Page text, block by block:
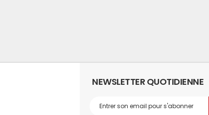
NEWSLETTER QUOTIDIENNE